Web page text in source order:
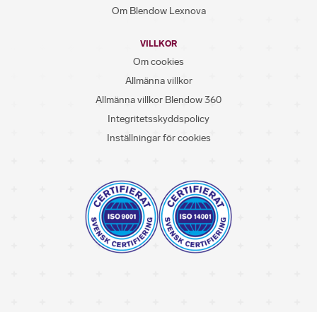
Om Blendow Lexnova
VILLKOR
Om cookies
Allmänna villkor
Allmänna villkor Blendow 360
Integritetsskyddspolicy
Inställningar för cookies